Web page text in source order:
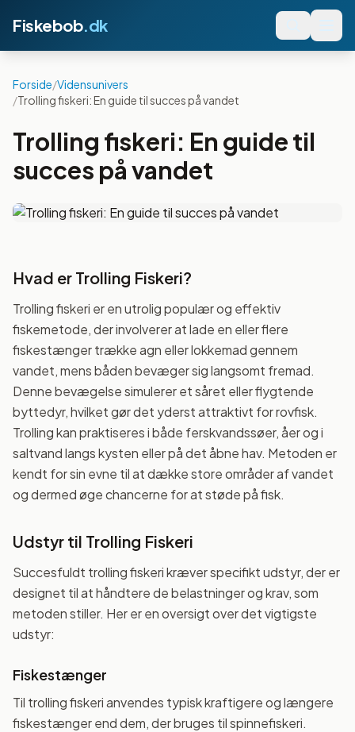
Fiskebob.dk
Forside/Vidensunivers
/Trolling fiskeri: En guide til succes på vandet
Trolling fiskeri: En guide til
succes på vandet
Hvad er Trolling Fiskeri?
Trolling fiskeri er en utrolig populær og effektiv
fiskemetode, der involverer at lade en eller flere
fiskestænger trække agn eller lokkemad gennem
vandet, mens båden bevæger sig langsomt fremad.
Denne bevægelse simulerer et såret eller flygtende
byttedyr, hvilket gør det yderst attraktivt for rovfisk.
Trolling kan praktiseres i både ferskvandssøer, åer og i
saltvand langs kysten eller på det åbne hav. Metoden er
kendt for sin evne til at dække store områder af vandet
og dermed øge chancerne for at støde på fisk.
Udstyr til Trolling Fiskeri
Succesfuldt trolling fiskeri kræver specifikt udstyr, der er
designet til at håndtere de belastninger og krav, som
metoden stiller. Her er en oversigt over det vigtigste
udstyr:
Fiskestænger
Til trolling fiskeri anvendes typisk kraftigere og længere
fiskestænger end dem, der bruges til spinnefiskeri.